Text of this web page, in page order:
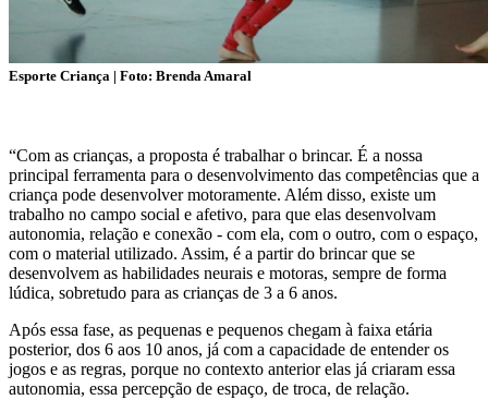
Esporte Criança | Foto: Brenda Amaral
“Com as crianças, a proposta é trabalhar o brincar. É a nossa
principal ferramenta para o desenvolvimento das competências que a
criança pode desenvolver motoramente. Além disso, existe um
trabalho no campo social e afetivo, para que elas desenvolvam
autonomia, relação e conexão - com ela, com o outro, com o espaço,
com o material utilizado. Assim, é a partir do brincar que se
desenvolvem as habilidades neurais e motoras, sempre de forma
lúdica, sobretudo para as crianças de 3 a 6 anos.
Após essa fase, as pequenas e pequenos chegam à faixa etária
posterior, dos 6 aos 10 anos, já com a capacidade de entender os
jogos e as regras, porque no contexto anterior elas já criaram essa
autonomia, essa percepção de espaço, de troca, de relação.